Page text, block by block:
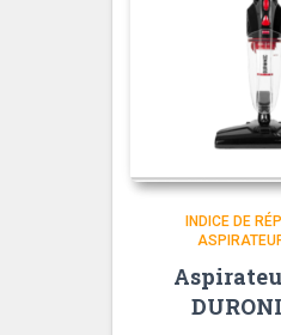
INDICE DE